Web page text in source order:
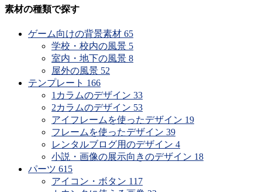
公
素材の種類で探す
ゲーム向けの背景素材 65
学校・校内の風景 5
室内・地下の風景 8
屋外の風景 52
テンプレート 166
1カラムのデザイン 33
2カラムのデザイン 53
アイフレームを使ったデザイン 19
フレームを使ったデザイン 39
レンタルブログ用のデザイン 4
小説・画像の展示向きのデザイン 18
パーツ 615
アイコン・ボタン 117